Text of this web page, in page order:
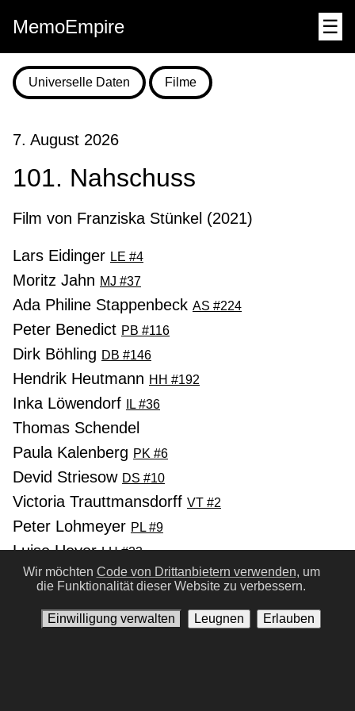
MemoEmpire ☰
Universelle Daten Filme
7. August 2026
101. Nahschuss
Film von Franziska Stünkel (2021)
Lars Eidinger LE #4
Moritz Jahn MJ #37
Ada Philine Stappenbeck AS #224
Peter Benedict PB #116
Dirk Böhling DB #146
Hendrik Heutmann HH #192
Inka Löwendorf IL #36
Thomas Schendel
Paula Kalenberg PK #6
Devid Striesow DS #10
Victoria Trauttmansdorff VT #2
Peter Lohmeyer PL #9
Luise HeyerLH #23
Kai WiesingerKW #19
Christian RedlCR #25
Wir möchten Code von Drittanbietern verwenden, um
die Funktionalität dieser Website zu verbessern.
Einwilligung verwalten Leugnen Erlauben